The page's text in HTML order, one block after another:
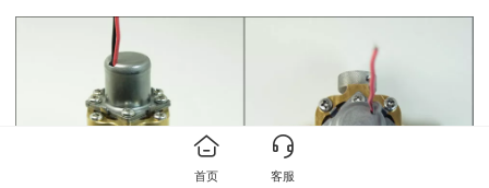
首页 客服